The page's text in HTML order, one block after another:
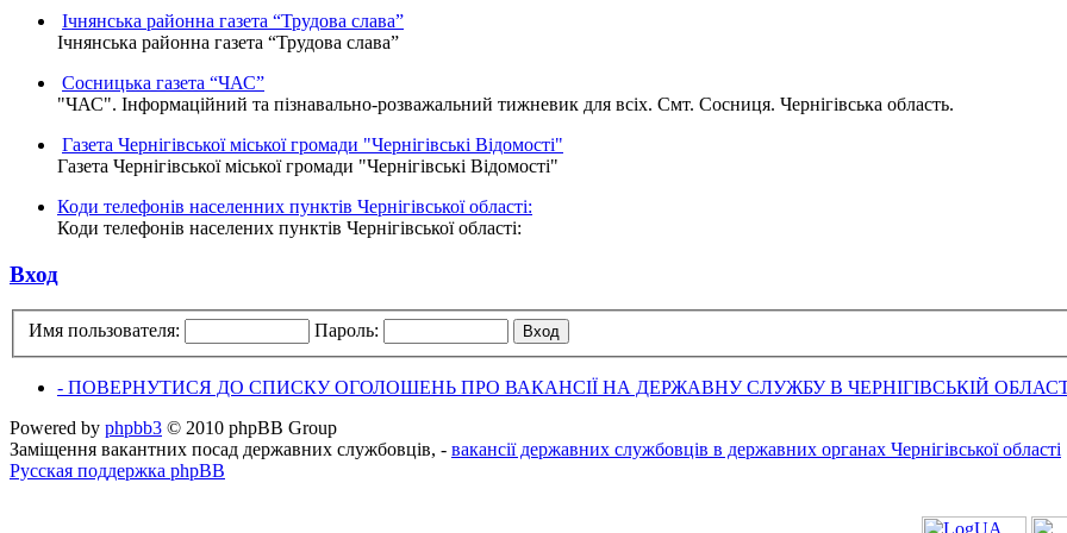
Ічнянська районна газета “Трудова слава”
Ічнянська районна газета “Трудова слава”
Сосницька газета “ЧАС”
"ЧАС". Інформаційний та пізнавально-розважальний тижневик для всіх. Смт. Сосниця. Чернігівська область.
Газета Чернігівської міської громади "Чернігівські Відомості"
Газета Чернігівської міської громади "Чернігівські Відомості"
Коди телефонів населенних пунктів Чернігівської області:
Коди телефонів населених пунктів Чернігівської області:
Вход
Имя пользователя: Пароль:
- ПОВЕРНУТИСЯ ДО СПИСКУ ОГОЛОШЕНЬ ПРО ВАКАНСІЇ НА ДЕРЖАВНУ СЛУЖБУ В ЧЕРНІГІВСЬКІЙ
Powered by phpbb3 © 2010 phpBB Group
Заміщення вакантних посад державних службовців, - вакансії державних службовців в державних органах Чернігівської області
Русская поддержка phpBB